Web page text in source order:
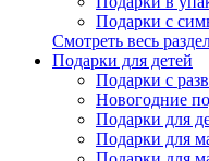
Подарки с
Смотреть весь
Подарки для детей
Подарки с
Новогодние
Подарки для
Подарки для